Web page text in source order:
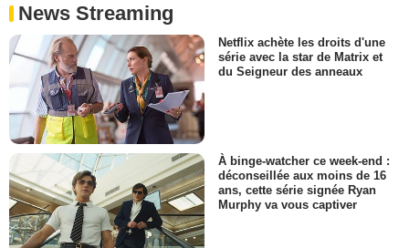
News Streaming
Netflix achète les droits d'une
série avec la star de Matrix et
du Seigneur des anneaux
À binge-watcher ce week-end :
déconseillée aux moins de 16
ans, cette série signée Ryan
Murphy va vous captiver